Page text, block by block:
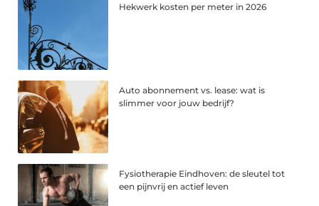
Hekwerk kosten per meter in 2026
Auto abonnement vs. lease: wat is
slimmer voor jouw bedrijf?
Fysiotherapie Eindhoven: de sleutel tot
een pijnvrij en actief leven